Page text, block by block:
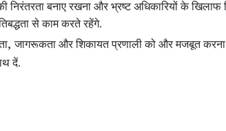
निरंतरता बनाए रखना और भ्रष्ट अधिकारियों के खिलाफ
से काम करते रहेंगे.
,जागरूकता और शिकायत प्रणाली को और मजबूत
दें.